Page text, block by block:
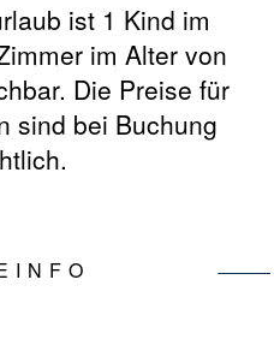
ist 1 Kind im
im Alter von
Die Preise für
sind bei Buchung